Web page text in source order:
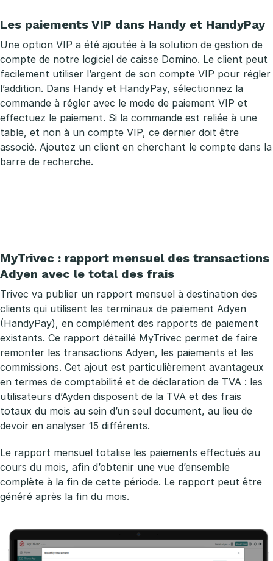
Les paiements VIP dans Handy et HandyPay
Une option VIP a été ajoutée à la solution de gestion de
compte de notre logiciel de caisse Domino. Le client peut
facilement utiliser l’argent de son compte VIP pour régler
l’addition. Dans Handy et HandyPay, sélectionnez la
commande à régler avec le mode de paiement VIP et
effectuez le paiement. Si la commande est reliée à une
table, et non à un compte VIP, ce dernier doit être
associé. Ajoutez un client en cherchant le compte dans la
barre de recherche.
MyTrivec : rapport mensuel des transactions
Adyen avec le total des frais
Trivec va publier un rapport mensuel à destination des
clients qui utilisent les terminaux de paiement Adyen
(HandyPay), en complément des rapports de paiement
existants. Ce rapport détaillé MyTrivec permet de faire
remonter les transactions Adyen, les paiements et les
commissions. Cet ajout est particulièrement avantageux
en termes de comptabilité et de déclaration de TVA : les
utilisateurs d’Ayden disposent de la TVA et des frais
totaux du mois au sein d’un seul document, au lieu de
devoir en analyser 15 différents.
Le rapport mensuel totalise les paiements effectués au
cours du mois, afin d’obtenir une vue d’ensemble
complète à la fin de cette période. Le rapport peut être
généré après la fin du mois.